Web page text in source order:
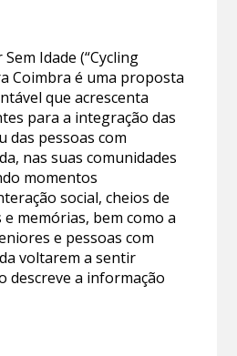
Idade (“Cycling
Coimbra é uma proposta
que acrescenta
para a integração das
das pessoas com
nas suas comunidades
momentos
social, cheios de
memórias, bem como a
e pessoas com
voltarem a sentir
descreve a informação